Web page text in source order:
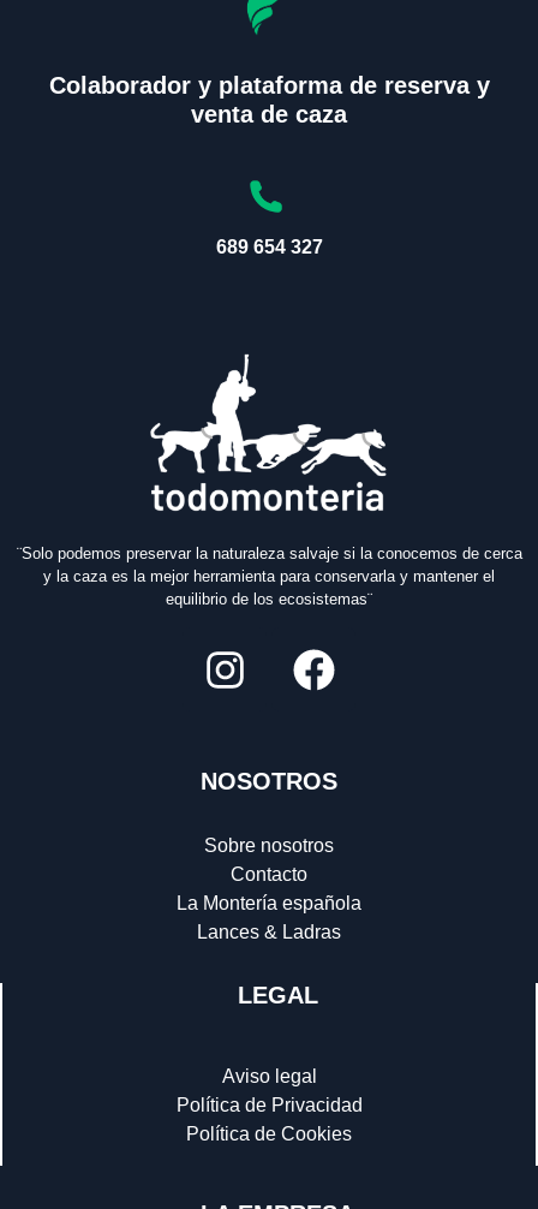
Colaborador y plataforma de reserva y
venta de caza
689 654 327
¨Solo podemos preservar la naturaleza salvaje si la conocemos de cerca
y la caza es la mejor herramienta para conservarla y mantener el
equilibrio de los ecosistemas¨
NOSOTROS
Sobre nosotros
Contacto
La Montería española
Lances & Ladras
LEGAL
Aviso legal
Política de Privacidad
Política de Cookies